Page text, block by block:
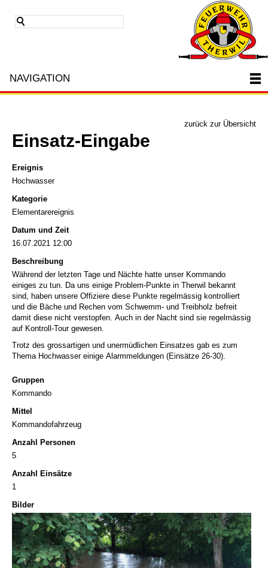
NAVIGATION
zurück zur Übersicht
Einsatz-Eingabe
Ereignis
Hochwasser
Kategorie
Elementarereignis
Datum und Zeit
16.07.2021 12:00
Beschreibung
Während der letzten Tage und Nächte hatte unser Kommando
einiges zu tun. Da uns einige Problem-Punkte in Therwil bekannt
sind, haben unsere Offiziere diese Punkte regelmässig kontrolliert
und die Bäche und Rechen vom Schwemm- und Treibholz befreit
damit diese nicht verstopfen. Auch in der Nacht sind sie regelmässig
auf Kontroll-Tour gewesen.
Trotz des grossartigen und unermüdlichen Einsatzes gab es zum
Thema Hochwasser einige Alarmmeldungen (Einsätze 26-30).
Gruppen
Kommando
Mittel
Kommandofahrzeug
Anzahl Personen
5
Anzahl Einsätze
1
Bilder